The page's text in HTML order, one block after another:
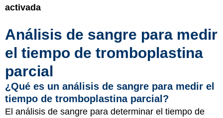
activada
Análisis de sangre para medir
el tiempo de tromboplastina
parcial
¿Qué es un análisis de sangre para medir el
tiempo de tromboplastina parcial?
El análisis de sangre para determinar el tiempo de